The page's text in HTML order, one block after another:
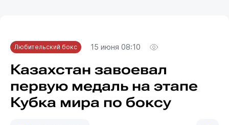
Любительский бокс 15 июня 08:10
Казахстан завоевал
первую медаль на этапе
Кубка мира по боксу